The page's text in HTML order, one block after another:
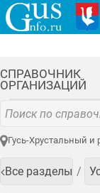
СПРАВОЧНИК
ОРГАНИЗАЦИЙ
Гусь-Хрустальный и
Все разделы